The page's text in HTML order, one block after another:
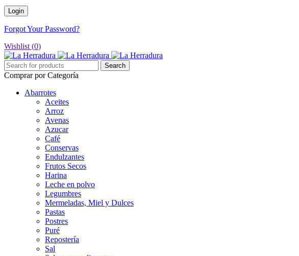
Forgot Your Password?
Wishlist (0)
Comprar por Categoría
Abarrotes
Aceites
Arroz
Avenas
Azucar
Café
Conservas
Endulzantes
Frutos Secos
Harina
Leche en polvo
Legumbres
Mermeladas, Miel y Dulces
Pastas
Postres
Puré
Repostería
Sal